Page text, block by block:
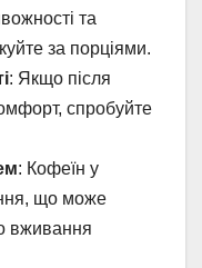
та
за порціями.
: Якщо після
спробуйте
: Кофеїн у
що може
вживання